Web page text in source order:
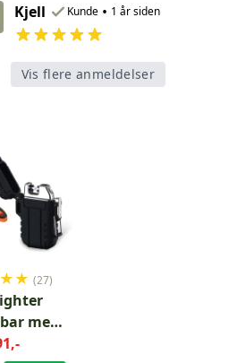
Kjell Kunde • 1 år siden
Vis flere anmeldelser
★★ (27)
med